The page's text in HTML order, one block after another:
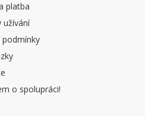
platba
užívání
podmínky
o spolupráci!